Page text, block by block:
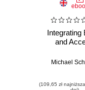
Integrating
and
Michael
(109,65 zł